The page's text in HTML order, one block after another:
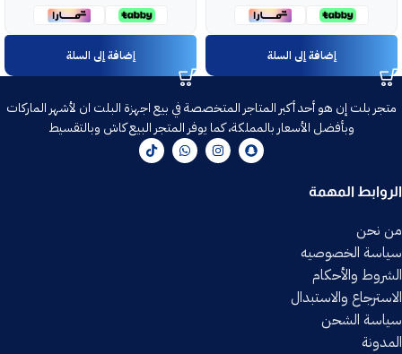
إضافة إلى السلة إضافة إلى السلة
متجر بلت إن هو أحد أكبر المتاجر المتخصصة في بيع اجهزة البلت ان لأشهر الماركات
وبأفضل الأسعار بالمملكة، كما يوفر المتجر البيع كاش وبالتقسيط
الروابط المهمة
من نحن
سياسة الخصوصيه
الشروط والأحكام
الاسترجاع والاستبدال
سياسة الشحن
المدونة